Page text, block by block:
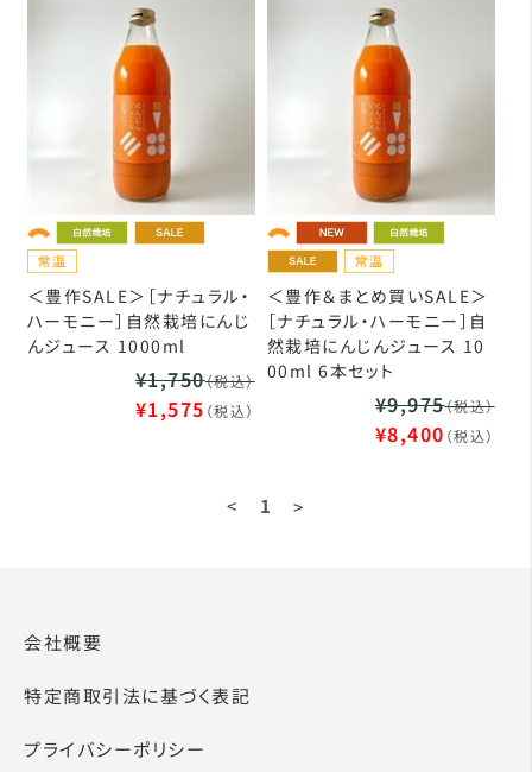
＜豊作SALE＞［ナチュラル・
ハーモニー］自然栽培にんじ
んジュース 1000ml
¥1,750（税込）
¥1,575 （税込）
＜豊作＆まとめ買いSALE＞
［ナチュラル・ハーモニー］自
然栽培にんじんジュース 10
00ml 6本セット
¥9,975（税込）
¥8,400 （税込）
< 1 >
会社概要
特定商取引法に基づく表記
プライバシーポリシー